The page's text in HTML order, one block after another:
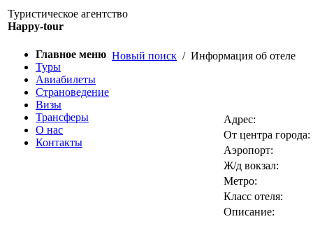
Туристическое агентство
Happy-tour
Главное меню
Туры
Авиабилеты
Страноведение
Визы
Трансферы
О нас
Контакты
Новый поиск / Информация об отеле
Адрес:
От центра города:
Аэропорт:
Ж/д вокзал:
Метро:
Класс отеля:
Описание: